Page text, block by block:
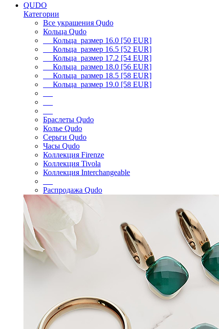
QUDO
Категории
Все украшения Qudo
Кольца Qudo
Кольца размер 16.0 [50 EUR]
Кольца размер 16.5 [52 EUR]
Кольца размер 17.2 [54 EUR]
Кольца размер 18.0 [56 EUR]
Кольца размер 18.5 [58 EUR]
Кольца размер 19.0 [58 EUR]
Браслеты Qudo
Колье Qudo
Серьги Qudo
Часы Qudo
Коллекция Firenze
Коллекция Tivola
Коллекция Interchangeable
Распродажа Qudo